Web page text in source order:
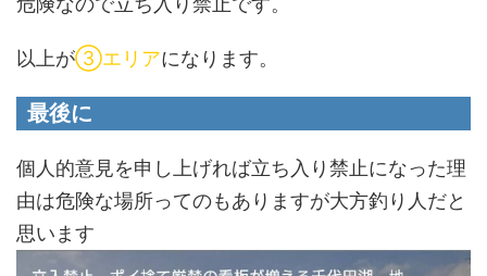
以上が③エリアになります。
最後に
個人的意見を申し上げれば立ち入り禁止になった理
由は危険な場所ってのもありますが大方釣り人だと
思います